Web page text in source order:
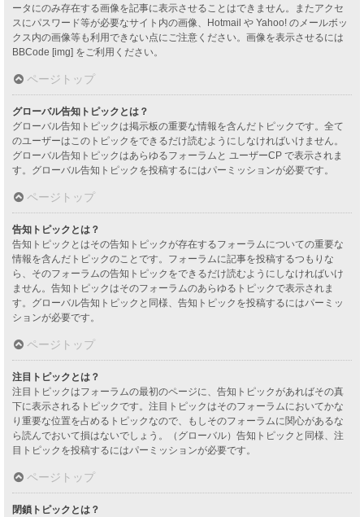
ータにのみ存在する画像を記事に表示させることはできません。またアクセ
スにパスワード等が必要なサイト内の画像、Hotmail や Yahoo! のメールボッ
クス内の画像等も利用できない点にご注意ください。画像を表示させるには
BBCode [img] をご利用ください。
ページトップ
グローバル告知トピックとは？
グローバル告知トピックは掲示板の重要な情報を含んだトピックです。全て
のユーザーはこのトピックをできるだけ読むようにしなければいけません。
グローバル告知トピックはあらゆるフォーラムと ユーザーCP で表示されま
す。グローバル告知トピックを投稿するにはパーミッションが必要です。
ページトップ
告知トピックとは？
告知トピックとはその告知トピックが存在するフォーラムについての重要な
情報を含んだトピックのことです。フォーラムに記事を投稿するつもりな
ら、そのフォーラムの告知トピックをできるだけ読むようにしなければいけ
ません。告知トピックはそのフォーラムのあらゆるトピックで表示されま
す。グローバル告知トピックと同様、告知トピックを投稿するにはパーミッ
ションが必要です。
ページトップ
注目トピックとは？
注目トピックはフォーラムの最初のページに、告知トピックがあればその真
下に表示されるトピックです。注目トピックはそのフォーラムにおいてかな
り重要な位置を占めるトピックなので、もしそのフォーラムに関心があるな
ら読んでおいて損はないでしょう。（グローバル）告知トピックと同様、注
目トピックを投稿するにはパーミッションが必要です。
ページトップ
閉鎖トピックとは？